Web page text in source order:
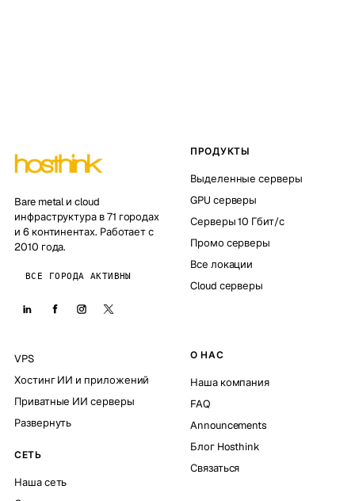
Bare metal и cloud
инфраструктура в 71 городах
и 6 континентах. Работает с
2010 года.
ВСЕ ГОРОДА АКТИВНЫ
ПРОДУКТЫ
Выделенные серверы
GPU серверы
Серверы 10 Гбит/с
Промо серверы
Все локации
Cloud серверы
VPS
Хостинг ИИ и приложений
Приватные ИИ серверы
Развернуть
СЕТЬ
Наша сеть
О НАС
Наша компания
FAQ
Announcements
Блог Hosthink
Связаться